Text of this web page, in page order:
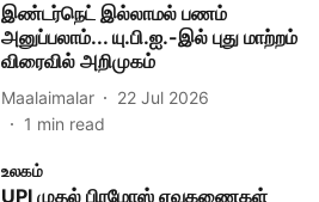
இண்டர்நெட் இல்லாமல் பணம்
அனுப்பலாம்... யு.பி.ஐ.-இல் புது மாற்றம்
விரைவில் அறிமுகம்
Maalaimalar
22 Jul 2026
1 min read
உலகம்
UPI முதல் பிரமோஸ் ஏவுகணைகள்